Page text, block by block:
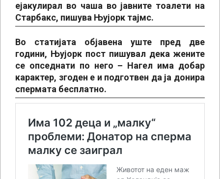
ејакулирал во чаша во јавните тоалети на
Старбакс, пишува Њујорк тајмс.
Во статијата објавена уште пред две
години, Њујорк пост пишувал дека жените
се опседнати по него – Нагел има добар
карактер, згоден е и подготвен да ја донира
спермата бесплатно.